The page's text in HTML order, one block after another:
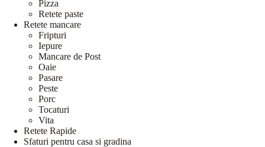
Pizza
Retete paste
Retete mancare
Fripturi
Iepure
Mancare de Post
Oaie
Pasare
Peste
Porc
Tocaturi
Vita
Retete Rapide
Sfaturi pentru casa si gradina